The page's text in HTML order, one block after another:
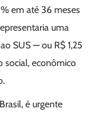
em até 36 meses
uma
SUS — ou R$ 1,25
social, econômico
é urgente